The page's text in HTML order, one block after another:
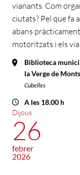
vianants. Com
ciutats? Pel que fa
abans
motoritzats i els
Biblioteca
la Verge de
Cubelles
A les 18.00 h
Dijous
26
febrer
2026